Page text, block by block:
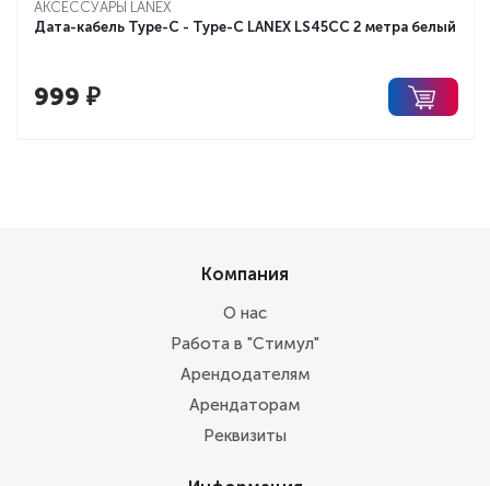
АКСЕССУАРЫ LANEX
Дата-кабель Type-C - Type-C LANEX LS45CC 2 метра белый
999 ₽
Компания
О нас
Работа в "Стимул"
Арендодателям
Арендаторам
Реквизиты